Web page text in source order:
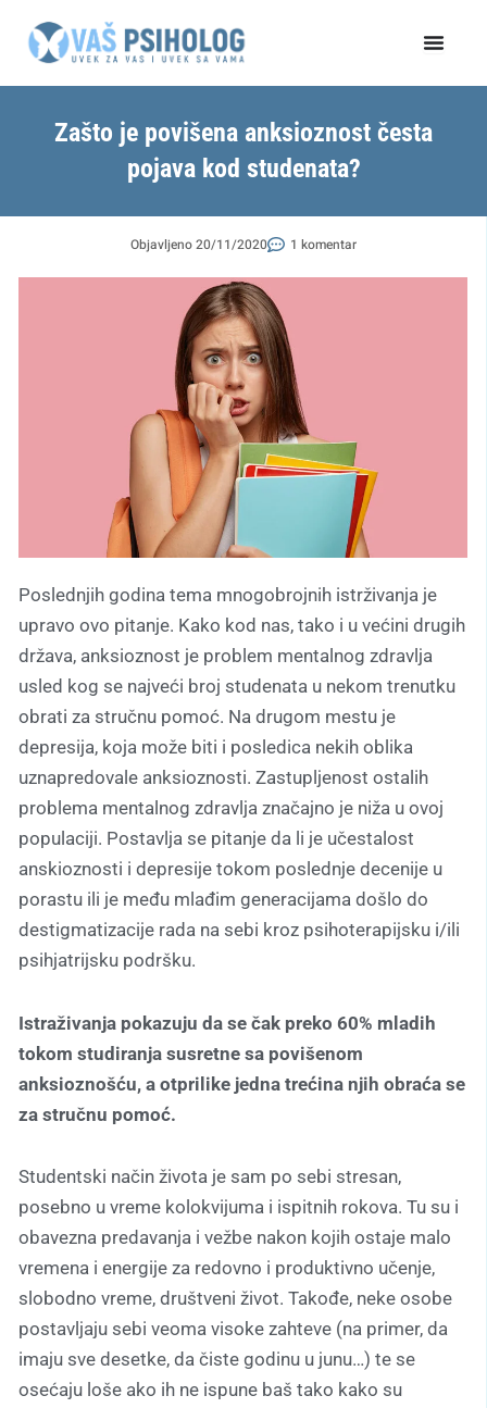
Zašto je povišena anksioznost česta
pojava kod studenata?
Objavljeno20/11/2020 1 komentar
Poslednjih godina tema mnogobrojnih istrživanja je
upravo ovo pitanje. Kako kod nas, tako i u većini drugih
država, anksioznost je problem mentalnog zdravlja
usled kog se najveći broj studenata u nekom trenutku
obrati za stručnu pomoć. Na drugom mestu je
depresija, koja može biti i posledica nekih oblika
uznapredovale anksioznosti. Zastupljenost ostalih
problema mentalnog zdravlja značajno je niža u ovoj
populaciji. Postavlja se pitanje da li je učestalost
anskioznosti i depresije tokom poslednje decenije u
porastu ili je među mlađim generacijama došlo do
destigmatizacije rada na sebi kroz psihoterapijsku i/ili
psihjatrijsku podršku.
Istraživanja pokazuju da se čak preko 60% mladih
tokom studiranja susretne sa povišenom
anksioznošću, a otprilike jedna trećina njih obraća se
za stručnu pomoć.
Studentski način života je sam po sebi stresan,
posebno u vreme kolokvijuma i ispitnih rokova. Tu su i
obavezna predavanja i vežbe nakon kojih ostaje malo
vremena i energije za redovno i produktivno učenje,
slobodno vreme, društveni život. Takođe, neke osobe
postavljaju sebi veoma visoke zahteve (na primer, da
imaju sve desetke, da čiste godinu u junu…) te se
osećaju loše ako ih ne ispune baš tako kako su